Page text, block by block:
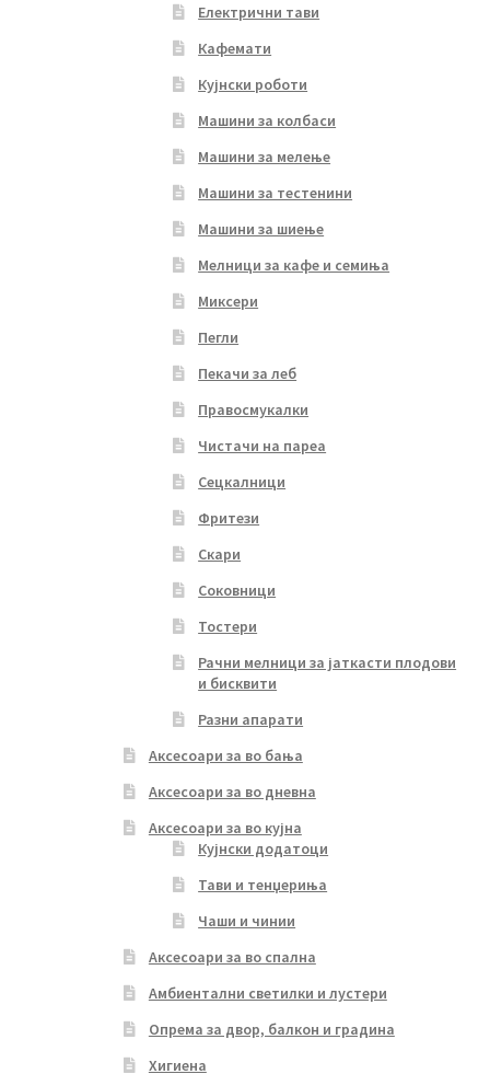
Електрични тави
Кафемати
Кујнски роботи
Машини за колбаси
Машини за мелење
Машини за тестенини
Машини за шиење
Мелници за кафе и семиња
Миксери
Пегли
Пекачи за леб
Правосмукалки
Чистачи на пареа
Сецкалници
Фритези
Скари
Соковници
Тостери
Рачни мелници за јаткасти плодови
и бисквити
Разни апарати
Аксесоари за во бања
Аксесоари за во дневна
Аксесоари за во кујна
Кујнски додатоци
Тави и тенџериња
Чаши и чинии
Аксесоари за во спална
Амбиентални светилки и лустери
Опрема за двор, балкон и градина
Хигиена